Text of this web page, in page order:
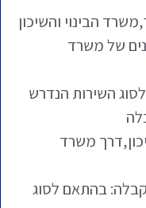
הבינוי והשיכון
של משרד
השירות הנדרש
משרד
בהתאם לסוג